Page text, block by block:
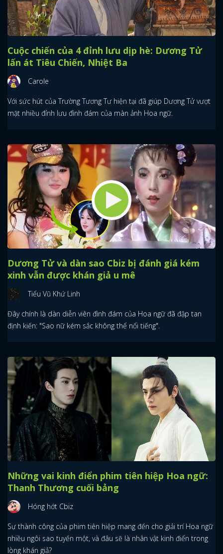
Cuộc chiến của 4 đỉnh lưu dịp hè: Dương Tử
lấn át Tiêu Chiến, Nhiệt Ba
Carole
Với sức hút của Trường Tương Tư hiện tại đã giúp Dương Tử vượt
mặt nhiều đỉnh lưu đình đám của màn ảnh Hoa ngữ.
Dương Tử và dàn sao Cbiz bị đánh giá kém
xinh vẫn được khán giả u mê
Tiểu Vũ Khứ Linh
Đây chính là dàn diễn viên đình đám của Hoa ngữ đã đập tan
định kiến: "Sao nữ kém sắc không thể nổi tiếng".
Những vai kinh điển phim tiên hiệp Hoa ngữ:
Thanh Thương cuối bảng
Hóng hớt Cbiz
Sự thành công của phim tiên hiệp mang đến cho giải trí Hoa ngữ
nhiều ngôi sao tuyến một, và đâu sẽ là nhân vật kinh điển trong
lòng khán giả?